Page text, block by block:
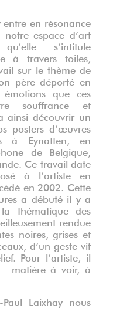
entre en résonance
espace d’art
s’intitule
à travers toiles,
sur le thème de
père déporté en
que ces
souffrance et
ainsi découvrir un
posters d’œuvres
à Eynatten, en
de Belgique,
Ce travail date
à l’artiste en
en 2002. Cette
a débuté il y a
thématique des
rendue
noires, grises et
d’un geste vif
Pour l’artiste, il
matière à voir, à
Paul Laixhay nous